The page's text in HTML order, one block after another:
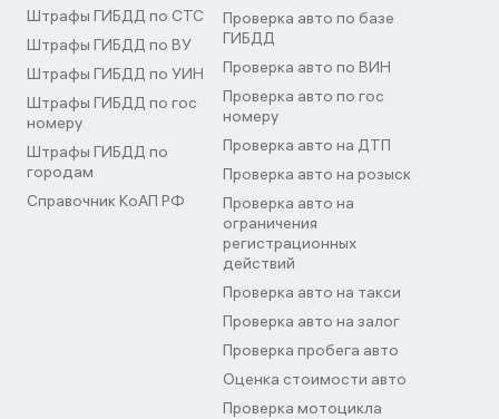
Штрафы ГИБДД по СТС
Штрафы ГИБДД по ВУ
Штрафы ГИБДД по УИН
Штрафы ГИБДД по гос
номеру
Штрафы ГИБДД по
городам
Справочник КоАП РФ
Проверка авто по базе
ГИБДД
Проверка авто по ВИН
Проверка авто по гос
номеру
Проверка авто на ДТП
Проверка авто на розыск
Проверка авто на
ограничения
регистрационных
действий
Проверка авто на такси
Проверка авто на залог
Проверка пробега авто
Оценка стоимости авто
Проверка мотоцикла